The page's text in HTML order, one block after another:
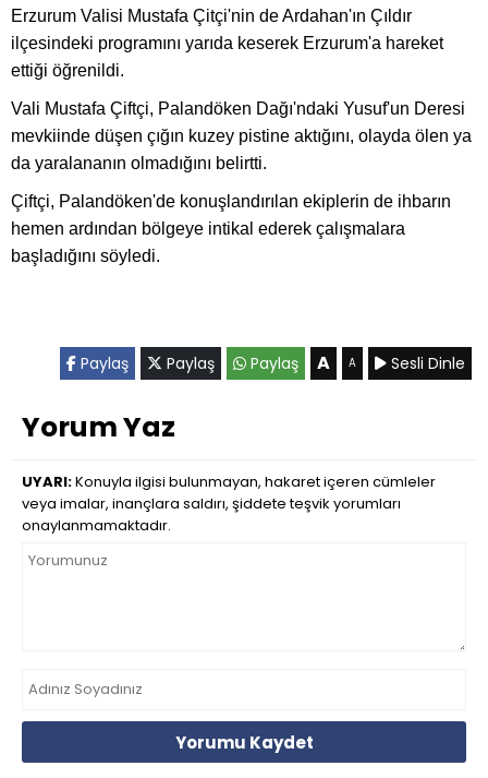
Erzurum Valisi Mustafa Çitçi'nin de Ardahan'ın Çıldır
ilçesindeki programını yarıda keserek Erzurum'a hareket
ettiği öğrenildi.
Vali Mustafa Çiftçi, Palandöken Dağı'ndaki Yusuf'un Deresi
mevkiinde düşen çığın kuzey pistine aktığını, olayda ölen ya
da yaralananın olmadığını belirtti.
Çiftçi, Palandöken'de konuşlandırılan ekiplerin de ihbarın
hemen ardından bölgeye intikal ederek çalışmalara
başladığını söyledi.
Paylaş Paylaş Paylaş A A Sesli Dinle
Yorum Yaz
UYARI:Konuyla ilgisi bulunmayan, hakaret içeren cümleler
veya imalar, inançlara saldırı, şiddete teşvik yorumları
onaylanmamaktadır.
Yorumu Kaydet